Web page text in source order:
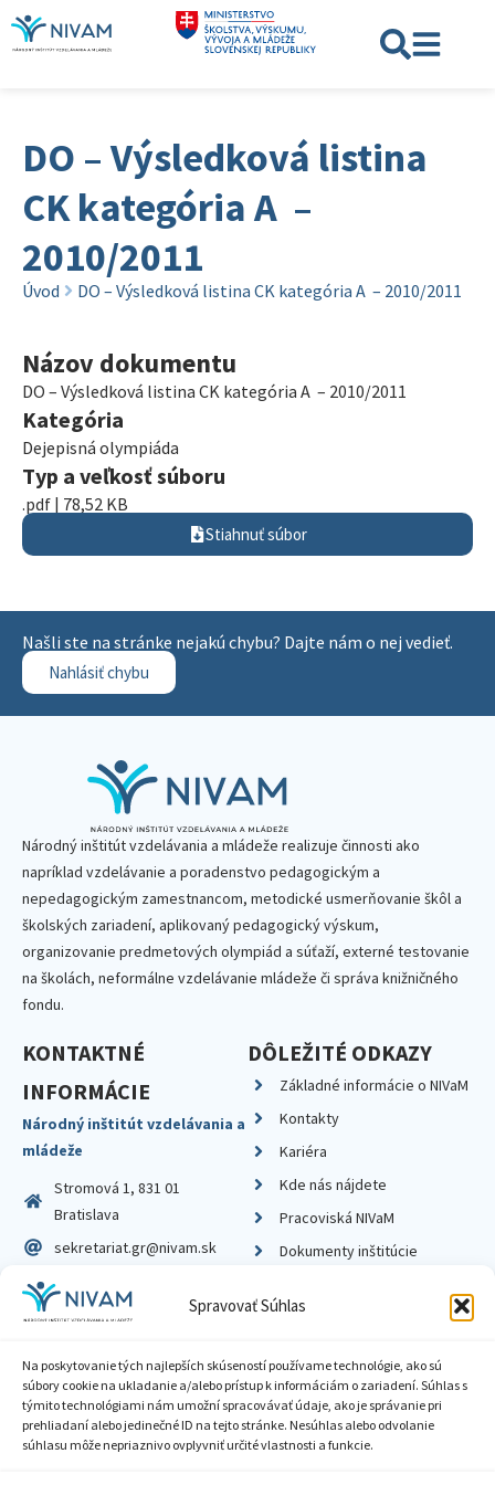
Spravovať Súhlas
Na poskytovanie tých najlepších skúseností používame technológie, ako sú
súbory cookie na ukladanie a/alebo prístup k informáciám o zariadení. Súhlas s
týmito technológiami nám umožní spracovávať údaje, ako je správanie pri
prehliadaní alebo jedinečné ID na tejto stránke. Nesúhlas alebo odvolanie
súhlasu môže nepriaznivo ovplyvniť určité vlastnosti a funkcie.
DO – Výsledková listina
CK kategória A –
2010/2011
Úvod DO – Výsledková listina CK kategória A – 2010/2011
Názov dokumentu
DO – Výsledková listina CK kategória A – 2010/2011
Kategória
Dejepisná olympiáda
Typ a veľkosť súboru
.pdf | 78,52 KB
Stiahnuť súbor
Našli ste na stránke nejakú chybu? Dajte nám o nej vedieť.
Nahlásiť chybu
Národný inštitút vzdelávania a mládeže realizuje činnosti ako
napríklad vzdelávanie a poradenstvo pedagogickým a
nepedagogickým zamestnancom, metodické usmerňovanie škôl a
školských zariadení, aplikovaný pedagogický výskum,
organizovanie predmetových olympiád a súťaží, externé testovanie
na školách, neformálne vzdelávanie mládeže či správa knižničného
fondu.
KONTAKTNÉ
INFORMÁCIE
Národný inštitút vzdelávania a
mládeže
Stromová 1, 831 01
Bratislava
sekretariat.gr@nivam.sk
IČO: 00164348
DIČ: 2020798714
DÔLEŽITÉ ODKAZY
Základné informácie o NIVaM
Kontakty
Kariéra
Kde nás nájdete
Pracoviská NIVaM
Dokumenty inštitúcie
Zásady ochrany súkromia